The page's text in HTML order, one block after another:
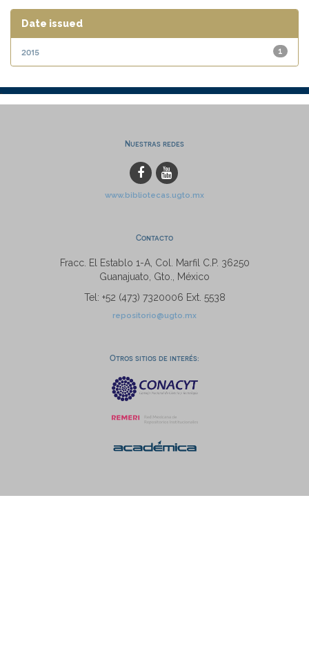
Date issued
1
2015
Nuestras redes
www.bibliotecas.ugto.mx
Contacto
Fracc. El Establo 1-A, Col. Marfil C.P. 36250
Guanajuato, Gto., México
Tel: +52 (473) 7320006 Ext. 5538
repositorio@ugto.mx
Otros sitios de interés: